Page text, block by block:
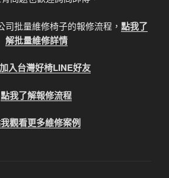
司批量維修椅子的報修流程， 點我了
解批量維修詳情
入台灣好椅LINE好友
點我了解報修流程
觀看更多維修案例